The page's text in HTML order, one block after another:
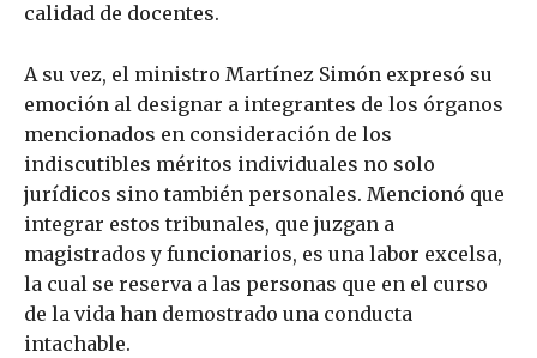
calidad de docentes.
A su vez, el ministro Martínez Simón expresó su
emoción al designar a integrantes de los órganos
mencionados en consideración de los
indiscutibles méritos individuales no solo
jurídicos sino también personales. Mencionó que
integrar estos tribunales, que juzgan a
magistrados y funcionarios, es una labor excelsa,
la cual se reserva a las personas que en el curso
de la vida han demostrado una conducta
intachable.